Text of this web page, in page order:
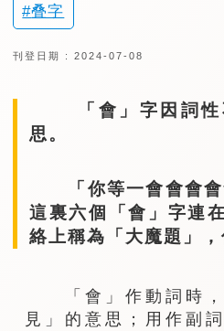
叠字
刊登日期 : 2024-07-08
「會」字因詞性
思。
「你等一會會會會
這裏六個「會」字連
絡上稱為「大魔題」
「會」作動詞時，
見」的意思；用作副